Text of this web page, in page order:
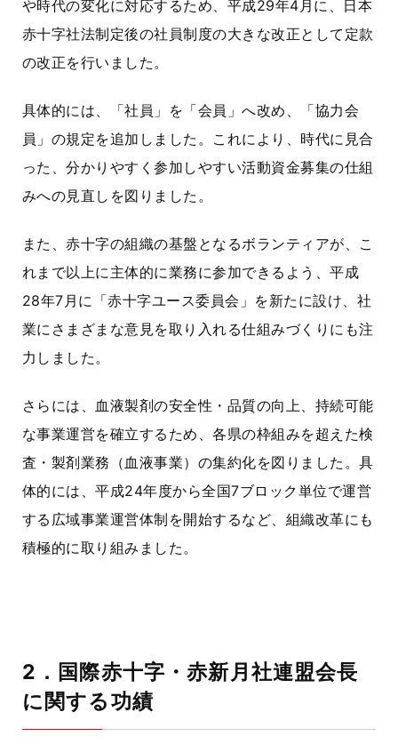
や時代の変化に対応するため、平成29年4月に、日本
赤十字社法制定後の社員制度の大きな改正として定款
の改正を行いました。
具体的には、「社員」を「会員」へ改め、「協力会
員」の規定を追加しました。これにより、時代に見合
った、分かりやすく参加しやすい活動資金募集の仕組
みへの見直しを図りました。
また、赤十字の組織の基盤となるボランティアが、こ
れまで以上に主体的に業務に参加できるよう、平成
28年7月に 「赤十字ユース委員会」 を新たに設け、社
業にさまざまな意見を取り入れる仕組みづくりにも注
力しました。
さらには、血液製剤の安全性・品質の向上、持続可能
な事業運営を確立するため、各県の枠組みを超えた検
査・製剤業務（血液事業）の集約化を図りました。具
体的には、平成24年度から全国7ブロック単位で運営
する広域事業運営体制を開始するなど、組織改革にも
積極的に取り組みました。
2．国際赤十字・赤新月社連盟会長
に関する功績